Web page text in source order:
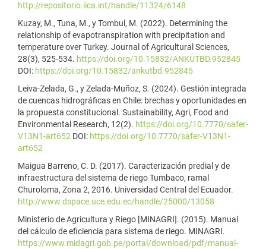
http://repositorio.iica.int/handle/11324/6148
Kuzay, M., Tuna, M., y Tombul, M. (2022). Determining the
relationship of evapotranspiration with precipitation and
temperature over Turkey. Journal of Agricultural Sciences,
28(3), 525-534. https://doi.org/10.15832/ANKUTBD.952845
DOI: https://doi.org/10.15832/ankutbd.952845
Leiva-Zelada, G., y Zelada-Muñoz, S. (2024). Gestión integrada
de cuencas hidrográficas en Chile: brechas y oportunidades en
la propuesta constitucional. Sustainability, Agri, Food and
Environmental Research, 12(2). https://doi.org/10.7770/safer-
V13N1-art652 DOI: https://doi.org/10.7770/safer-V13N1-
art652
Maigua Barreno, C. D. (2017). Caracterización predial y de
infraestructura del sistema de riego Tumbaco, ramal
Churoloma, Zona 2, 2016. Universidad Central del Ecuador.
http://www.dspace.uce.edu.ec/handle/25000/13058
Ministerio de Agricultura y Riego [MINAGRI]. (2015). Manual
del cálculo de eficiencia para sistema de riego. MINAGRI.
https://www.midagri.gob.pe/portal/download/pdf/manual-